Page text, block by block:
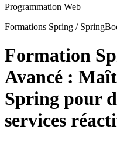
Programmation Web
Formations Spring /
Formation
Avancé :
Spring pour
services